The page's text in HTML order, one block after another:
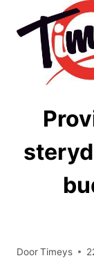
naar
DoorTimeys